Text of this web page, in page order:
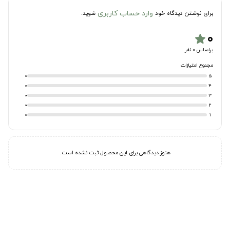
برای نوشتن دیدگاه خود وارد حساب کاربری شوید.
۰star
براساس 0 نفر
مجموع امتیازات
5
0
4
0
3
0
2
0
1
0
هنوز دیدگاهی برای این محصول ثبت نشده است.